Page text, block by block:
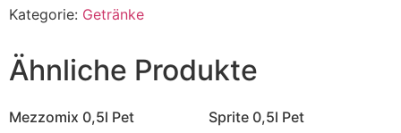
Menge
Kategorie: Getränke
Ähnliche Produkte
Mezzomix 0,5l Pet Sprite 0,5l Pet